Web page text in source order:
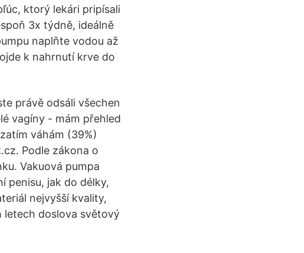
ktorý lekári pripísali
3x týdně, ideálně
naplňte vodou až
k nahrnutí krve do
právě odsáli všechen
vagíny - mám přehled
váhám (39%)
Podle zákona o
Vakuová pumpa
penisu, jak do délky,
nejvyšší kvality,
letech doslova světový